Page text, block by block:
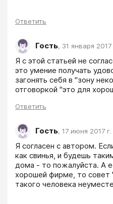
Ответить
Гость, 31 января 2017
Я с этой статьей не
это умение получать
загонять себя в "зону
отговоркой "это для
Ответить
Гость, 17 июня 2017 г.
Я согласен с автором.
как свинья, и будешь
дома - то пожалуйста. А
хорошей фирме, то
такого человека